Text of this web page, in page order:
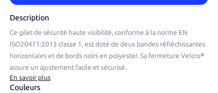
Description
Ce gilet de sécurité haute visibilité, conforme à la norme EN
ISO20471:2013 classe 1, est doté de deux bandes réfléchissantes
horizontales et de bords noirs en polyester. Sa fermeture Velcro®
assure un ajustement facile et sécurisé.​
En savoir plus
Couleurs